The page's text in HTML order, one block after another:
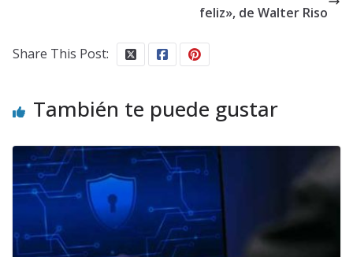
feliz», de Walter Riso
Share This Post:
También te puede gustar